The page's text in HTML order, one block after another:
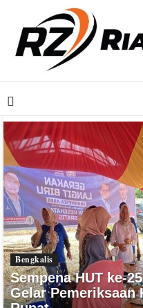
Bengkalis
Sempena HUT ke-
Gelar Pemeriksaan